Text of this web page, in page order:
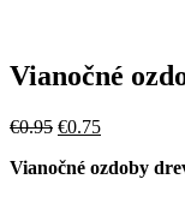
Vianočné
€0.95 Pôvodná
bola:
€0.75Aktuálna
je:
Vianočné ozdoby